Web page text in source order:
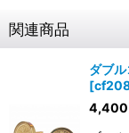
関連商品
ダブ
[
4,400